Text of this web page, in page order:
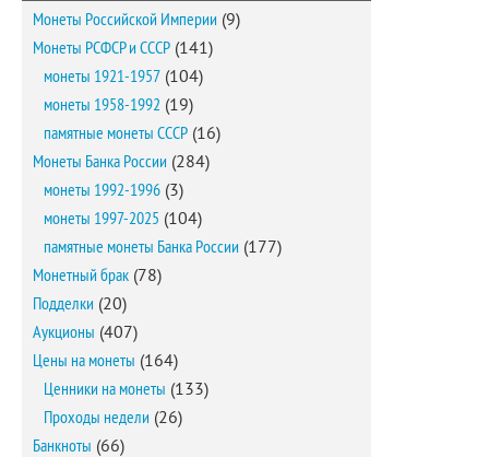
Монеты Российской Империи (9)
Монеты РСФСР и СССР (141)
монеты 1921-1957 (104)
монеты 1958-1992 (19)
памятные монеты СССР (16)
Монеты Банка России (284)
монеты 1992-1996 (3)
монеты 1997-2025 (104)
памятные монеты Банка России (177)
Монетный брак (78)
Подделки (20)
Аукционы (407)
Цены на монеты (164)
Ценники на монеты (133)
Проходы недели (26)
Банкноты (66)